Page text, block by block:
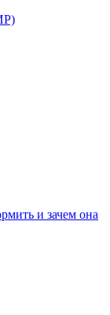
и зачем она